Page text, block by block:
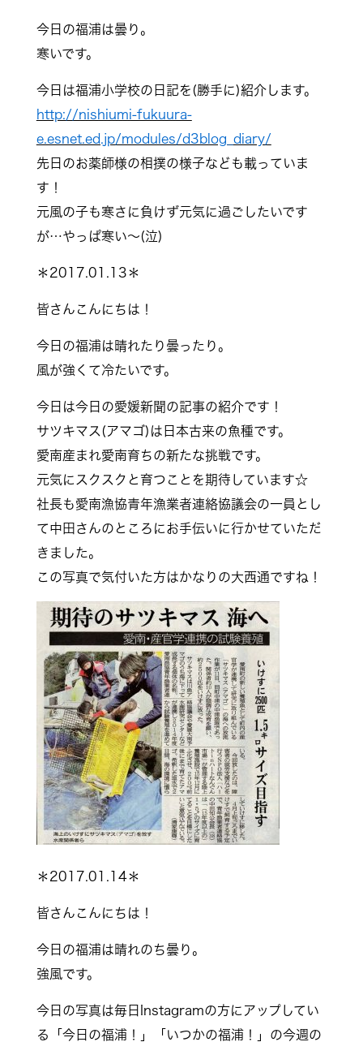
今日の福浦は曇り。
寒いです。
今日は福浦小学校の日記を(勝手に)紹介します。
http://nishiumi-fukuura-
e.esnet.ed.jp/modules/d3blog_diary/
先日のお薬師様の相撲の様子なども載っていま
す！
元風の子も寒さに負けず元気に過ごしたいです
が…やっぱ寒い～(泣)
＊2017.01.13＊
皆さんこんにちは！
今日の福浦は晴れたり曇ったり。
風が強くて冷たいです。
今日は今日の愛媛新聞の記事の紹介です！
サツキマス(アマゴ)は日本古来の魚種です。
愛南産まれ愛南育ちの新たな挑戦です。
元気にスクスクと育つことを期待しています☆
社長も愛南漁協青年漁業者連絡協議会の一員とし
て中田さんのところにお手伝いに行かせていただ
きました。
この写真で気付いた方はかなりの大西通ですね！
＊2017.01.14＊
皆さんこんにちは！
今日の福浦は晴れのち曇り。
強風です。
今日の写真は毎日Instagramの方にアップしてい
る「今日の福浦！」「いつかの福浦！」の今週の